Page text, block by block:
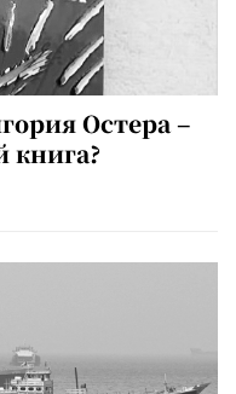
Остера –
книга?